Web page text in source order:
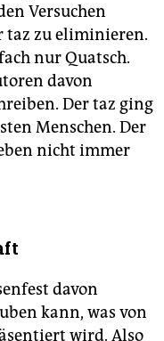
Versuchen
taz zu eliminieren.
nur Quatsch.
davon
Der taz ging
Menschen. Der
nicht immer
davon
kann, was von
wird. Also